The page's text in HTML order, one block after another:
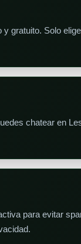
gratuito. Solo
chatear en
para evitar